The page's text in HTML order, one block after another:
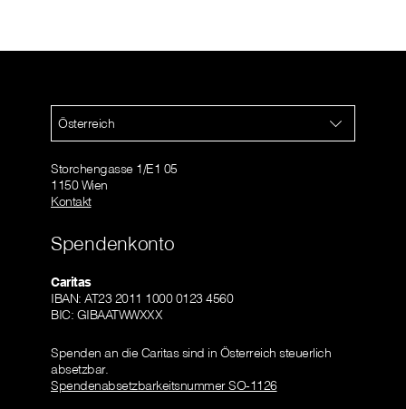
Österreich
Storchengasse 1/E1 05
1150 Wien
Kontakt
Spendenkonto
Caritas
IBAN: AT23 2011 1000 0123 4560
BIC: GIBAATWWXXX
Spenden an die Caritas sind in Österreich steuerlich
absetzbar.
Spendenabsetzbarkeitsnummer SO-1126